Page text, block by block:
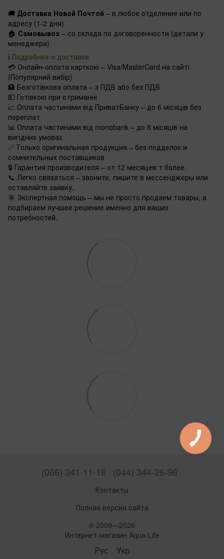
🚚 Доставка Новой Почтой – в любое отделение или по
адресу (1-2 дня)
🏠 Самовывоз – со склада по договоренности (детали у
менеджера)
ℹ️ Подробнее о доставке
💳 Онлайн-оплата карткою – Visa/MasterCard на сайті
(Популярний вибір)
🏦 Безготівкова оплата – з ПДВ або без ПДВ
💵 Готівкою при отриманні
📈 Оплата частинами від ПриватБанку – до 6 місяців без
переплат
📊 Оплата частинами від monobank – до 8 місяців на
вигідних умовах
✅ Только оригинальная продукция – без подделок и
сомнительных поставщиков
🔒 Гарантия производителя – от 12 месяцев т более.
📞 Легко связаться – звоните, пишите в мессенджеры или
оставляйте заявку.
🎯 Экспертная помощь – мы не просто продаем товары, а
подбираем лучшее решение именно для ваших
потребностей.
(066) 341-11-16 (044) 344-26-96
Контакты
Полная версия сайта
© 2009—2026
Интернет-магазин Aqua-Life
Рус Укр